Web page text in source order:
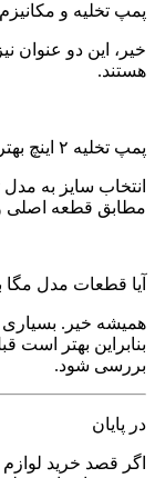
پمپ تخلیه و
خیر، این دو عنوان
هستند.
پمپ تخلیه ۲ اینچ بهتر است یا ۳ اینچ؟
انتخاب سایز به
مطابق قطعه اصلی
آیا قطعات مدل
همیشه خیر. بسیاری
بنابراین بهتر است
بررسی شود.
در پایان
اگر قصد خرید لوازم